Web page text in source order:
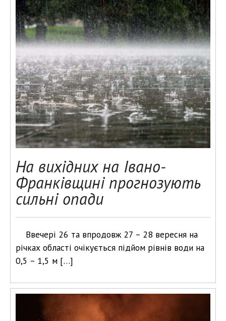
На вихідних на Івано-
Франківщині прогнозують
сильні опади
Ввечерi 26 та впродовж 27 – 28 вересня на
рiчках області очiкується пiдйом рiвнiв води на
0,5 – 1,5 м […]